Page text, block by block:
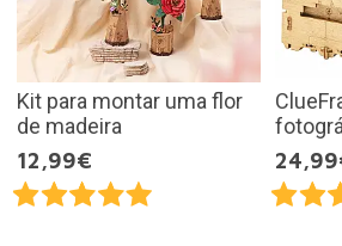
Kit para montar uma flor
de madeira
12,99€